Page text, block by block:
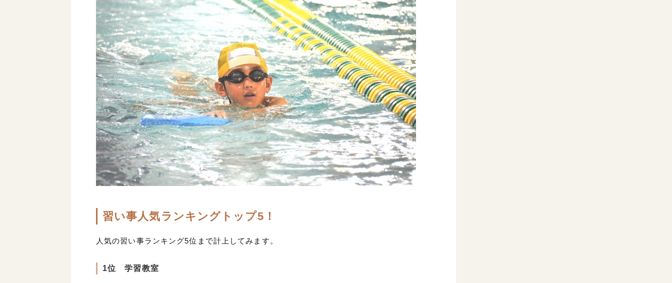
習い事人気ランキングトップ5！
人気の習い事ランキング5位まで計上してみます。
1位 学習教室